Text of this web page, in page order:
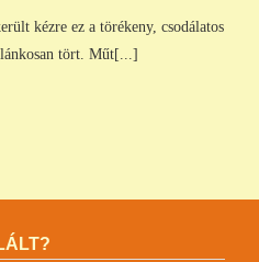
kézre ez a törékeny, csodálatos
tört. Műt[...]